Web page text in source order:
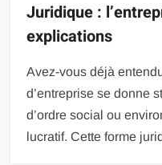
Juridique :
explications
Avez-vous déjà
d’entreprise se donne
d’ordre social ou
lucratif. Cette forme